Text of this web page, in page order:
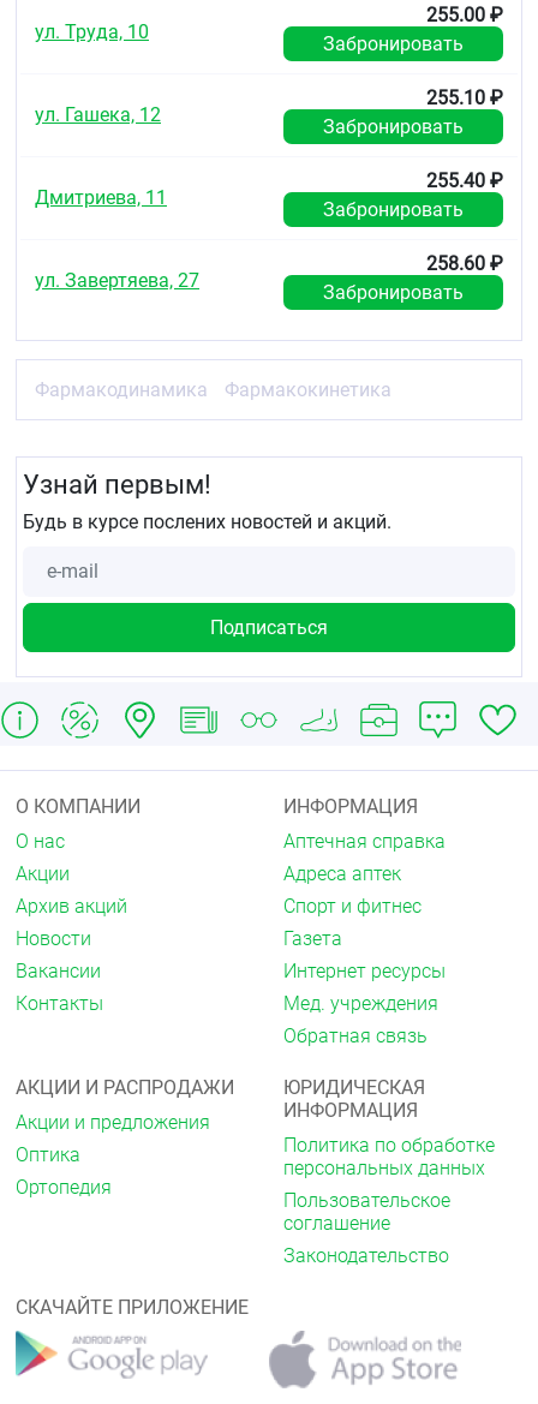
ул. Труда, 10
255.00 ₽
Забронировать
ул. Гашека, 12
255.10 ₽
Забронировать
Дмитриева, 11
255.40 ₽
Забронировать
ул. Завертяева, 27
258.60 ₽
Забронировать
Фармакодинамика Фармакокинетика
Узнай первым!
Будь в курсе послених новостей и акций.
О КОМПАНИИ
О нас
Акции
Архив акций
Новости
Вакансии
Контакты
ИНФОРМАЦИЯ
Аптечная справка
Адреса аптек
Спорт и фитнес
Газета
Интернет ресурсы
Мед. учреждения
Обратная связь
АКЦИИ И РАСПРОДАЖИ
Акции и предложения
Оптика
Ортопедия
ЮРИДИЧЕСКАЯ
ИНФОРМАЦИЯ
Политика по обработке
персональных данных
Пользовательское
соглашение
Законодательство
СКАЧАЙТЕ ПРИЛОЖЕНИЕ